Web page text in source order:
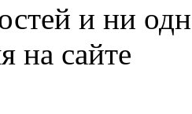
и ни
на сайте